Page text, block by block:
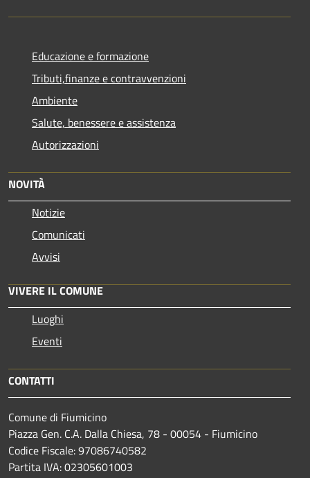
Educazione e formazione
Tributi,finanze e contravvenzioni
Ambiente
Salute, benessere e assistenza
Autorizzazioni
NOVITÀ
Notizie
Comunicati
Avvisi
VIVERE IL COMUNE
Luoghi
Eventi
CONTATTI
Comune di Fiumicino
Piazza Gen. C.A. Dalla Chiesa, 78 - 00054 - Fiumicino
Codice Fiscale: 97086740582
Partita IVA: 02305601003